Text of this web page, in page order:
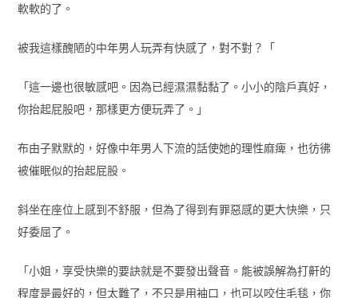
軟軟的了。
被我這樣醜陋的中年男人玩弄有快感了，對不對？「
「這一邊也很敏感吧。因為已經濕濕黏黏了。小小的陰戶真好，
你抬起屁股吧，那樣更方便玩弄了。」
布由子默默的，好像中年男人下流的話使她的理性麻痺，也彷彿
被催眠似的抬起屁股。
斜坐在座位上感到不舒服，但為了得到有罪惡感的更大快樂，只
好委屈了。
「小姐，享受快樂的要訣就是不要發出聲音。能被誤解為打鼾的
程度是最好的，但太難了，不只是用袖口，也可以咬住毛毯，你